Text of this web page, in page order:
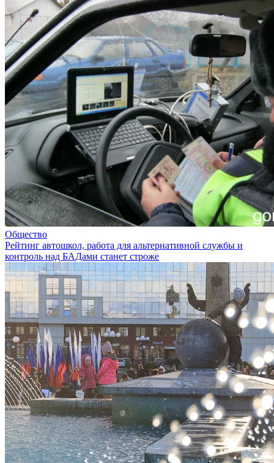
Общество
Рейтинг автошкол, работа для альтернативной службы и
контроль над БАДами станет строже